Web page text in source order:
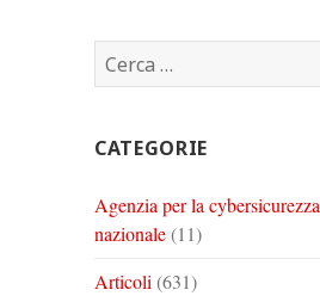
Corinto
su
Corinto
su
su
Ricerca
per:
CATEGORIE
Agenzia per la cybersicurezza
nazionale(11)
Articoli (631)